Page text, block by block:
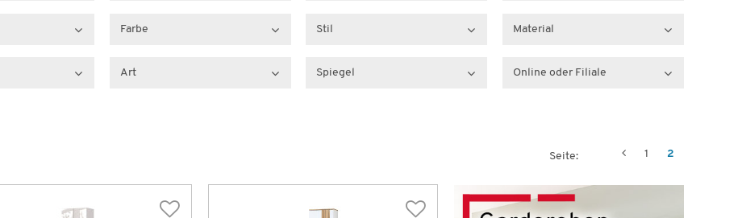
Farbe Stil Material
Art Spiegel Online oder Filiale
Seite: 1 2